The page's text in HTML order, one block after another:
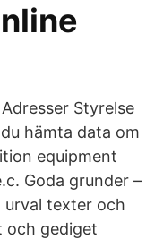
Styrelse
hämta data om
equipment
Goda grunder –
urval texter och
och gediget